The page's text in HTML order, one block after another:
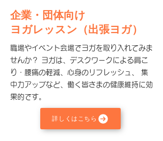
企業・団体向け
ヨガレッスン（出張ヨガ）
職場やイベント会場でヨガを取り入れてみま
せんか？ ヨガは、デスクワークによる肩こ
り・腰痛の軽減、心身のリフレッシュ、 集
中力アップなど、働く皆さまの健康維持に効
果的です。
詳しくはこちら